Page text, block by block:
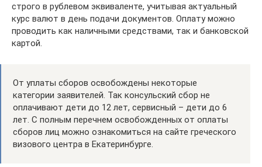
строго в рублевом эквиваленте, учитывая актуальный
курс валют в день подачи документов. Оплату можно
проводить как наличными средствами, так и банковской
картой.
От уплаты сборов освобождены некоторые
категории заявителей. Так консульский сбор не
оплачивают дети до 12 лет, сервисный – дети до 6
лет. С полным перечнем освобожденных от оплаты
сборов лиц можно ознакомиться на сайте греческого
визового центра в Екатеринбурге.